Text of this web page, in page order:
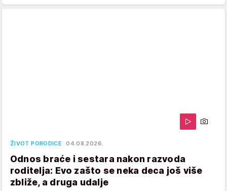
ŽIVOT PORODICE 04.08.2026.
Odnos braće i sestara nakon razvoda
roditelja: Evo zašto se neka deca još više
zbliže, a druga udalje